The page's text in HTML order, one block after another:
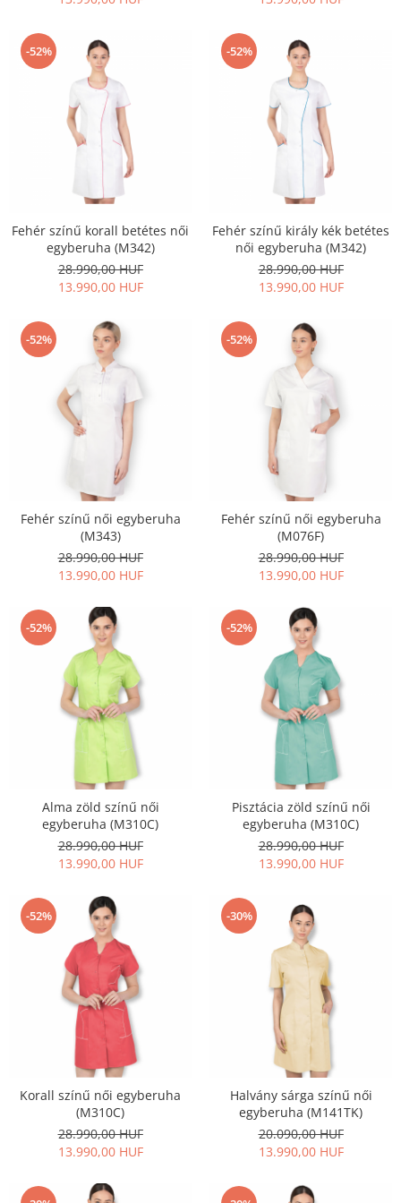
Papucs
NYARI FÉRFI LÁBBELI KOLLEKCIÓ
GYEREK SZANDÁL ÉS PAPUCS
STERILIZÁLHATÓ KLUMPA
TÉLI GYAPJÚ PAPUCSOK - női és
KIVEHETŐ TALPBETÉTES KLUMPA
BÜTYKÖS LÁBRA VALÓ PAPUCS
MUNKAVÉDELMI TANUSÍTVÁNNYAL
rendelkező termék
-52%
Fehér színű korall betétes női
egyberuha (M342)
28.990,00 HUF
13.990,00 HUF
-52%
Fehér színű király kék betétes
női egyberuha (M342)
28.990,00 HUF
13.990,00 HUF
-52%
Fehér színű női egyberuha
(M343)
28.990,00 HUF
13.990,00 HUF
-52%
Fehér színű női egyberuha
(M076F)
28.990,00 HUF
13.990,00 HUF
-52%
Alma zöld színű női
egyberuha (M310C)
28.990,00 HUF
13.990,00 HUF
-52%
Pisztácia zöld színű női
egyberuha (M310C)
28.990,00 HUF
13.990,00 HUF
-52%
Korall színű női egyberuha
(M310C)
28.990,00 HUF
13.990,00 HUF
-30%
Halvány sárga színű női
egyberuha (M141TK)
20.090,00 HUF
13.990,00 HUF